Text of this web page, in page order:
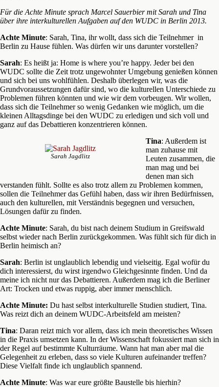
Für die Achte Minute sprach Marcel Sauerbier mit Sarah und Tina
über ihre interkulturellen Aufgaben auf den WUDC in Berlin 2013.
Achte Minute: Sarah, Tina, ihr wollt, dass sich die Teilnehmer in
Berlin zu Hause fühlen. Was dürfen wir uns darunter vorstellen?
Sarah: Es heißt ja: Home is where you’re happy. Jeder bei den
WUDC sollte die Zeit trotz ungewohnter Umgebung genießen können
und sich bei uns wohlfühlen. Deshalb überlegen wir, was die
Grundvoraussetzungen dafür sind, wo die kulturellen Unterschiede zu
Problemen führen könnten und wie wir dem vorbeugen. Wir wollen,
dass sich die Teilnehmer so wenig Gedanken wie möglich, um die
kleinen Alltagsdinge bei den WUDC zu erledigen und sich voll und
ganz auf das Debattieren konzentrieren können.
Sarah Jagdlitz
Tina: Außerdem ist
man zuhause mit
Leuten zusammen, die
man mag und bei
denen man sich
verstanden fühlt. Sollte es also trotz allem zu Problemen kommen,
sollen die Teilnehmer das Gefühl haben, dass wir ihren Bedürfnissen,
auch den kulturellen, mit Verständnis begegnen und versuchen,
Lösungen dafür zu finden.
Achte Minute: Sarah, du bist nach deinem Studium in Greifswald
selbst wieder nach Berlin zurückgekommen. Was fühlt sich für dich in
Berlin heimisch an?
Sarah: Berlin ist unglaublich lebendig und vielseitig. Egal wofür du
dich interessierst, du wirst irgendwo Gleichgesinnte finden. Und da
meine ich nicht nur das Debattieren. Außerdem mag ich die Berliner
Art: Trocken und etwas ruppig, aber immer menschlich.
Achte Minute: Du hast selbst interkulturelle Studien studiert, Tina.
Was reizt dich an deinem WUDC-Arbeitsfeld am meisten?
Tina: Daran reizt mich vor allem, dass ich mein theoretisches Wissen
in die Praxis umsetzen kann. In der Wissenschaft fokussiert man sich in
der Regel auf bestimmte Kulturräume. Wann hat man aber mal die
Gelegenheit zu erleben, dass so viele Kulturen aufeinander treffen?
Diese Vielfalt finde ich unglaublich spannend.
Achte Minute: Was war eure größte Baustelle bis hierhin?